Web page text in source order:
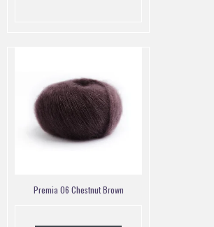
Premia 06 Chestnut Brown